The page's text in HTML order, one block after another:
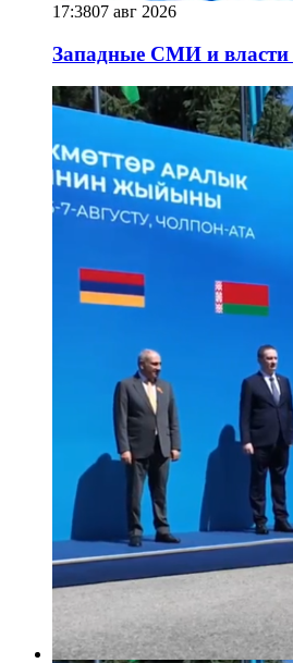
17:3807 авг 2026
Западные СМИ и власти